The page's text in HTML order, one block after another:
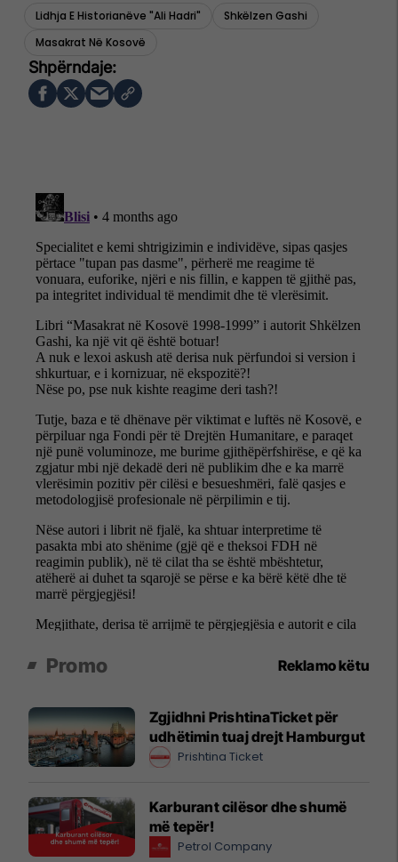
Lidhja E Historianëve "ali Hadri"
Shkëlzen Gashi
Masakrat Në Kosovë
Promo Reklamo këtu
Zgjidhni PrishtinaTicket për
udhëtimin tuaj drejt Hamburgut
Prishtina Ticket
Karburant cilësor dhe shumë
më tepër!
Petrol Company